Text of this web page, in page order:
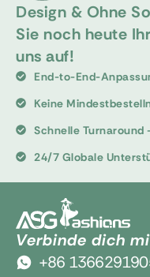
Design & Ohne
Sie noch heute
uns auf!
End-to-End-
Keine
Schnelle Turnaround
24/7 Globale
Verbinde dich
+86